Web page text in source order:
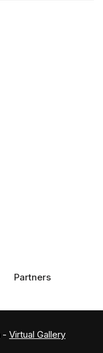
Partners
- Virtual Gallery